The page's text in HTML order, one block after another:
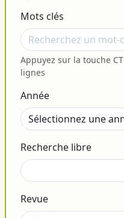
Mots clés
Appuyez sur la touche
lignes
Année
Recherche libre
Revue